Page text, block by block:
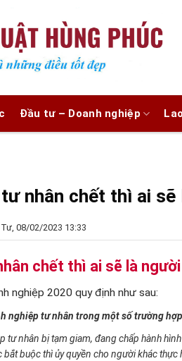
Đầu tư – Doanh nghiệp
nhân chết thì ai
08/02/2023 13:33
chết thì ai sẽ là
nghiệp 2020 quy định như sau:
nghiệp tư nhân trong một số trường
tư nhân bị tạm giam, đang chấp hành
buộc thì ủy quyền cho người khác thực